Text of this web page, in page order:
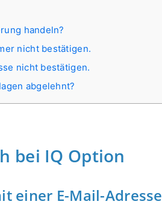
handeln?
nicht bestätigen.
nicht bestätigen.
abgelehnt?
bei IQ Option
einer E-Mail-Adresse